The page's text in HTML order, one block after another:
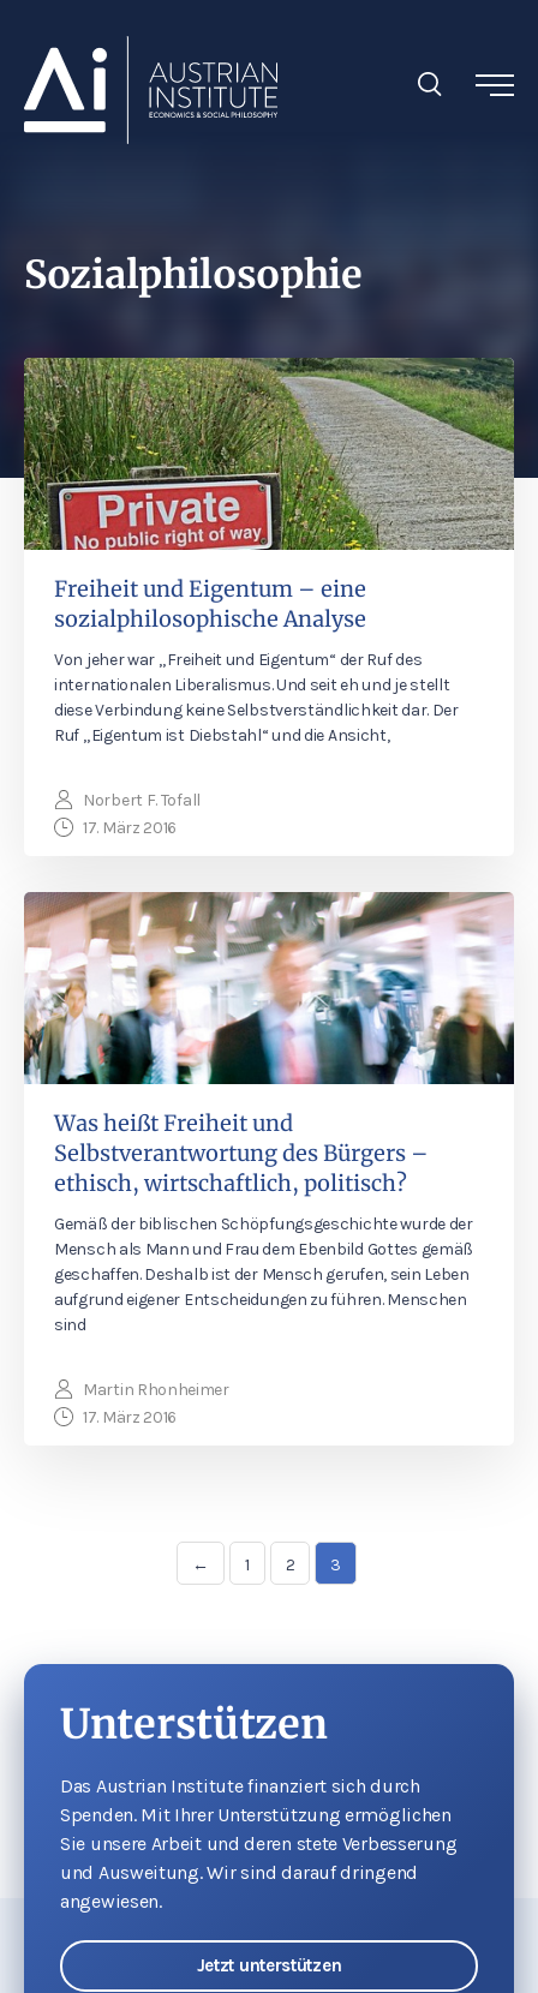
Sozialphilosophie
Freiheit und Eigentum – eine
sozialphilosophische Analyse
Von jeher war „Freiheit und Eigentum“ der Ruf des
internationalen Liberalismus. Und seit eh und je stellt
diese Verbindung keine Selbstverständlichkeit dar. Der
Ruf „Eigentum ist Dieb­stahl“ und die Ansicht,
Norbert F. Tofall
17. März 2016
Was heißt Freiheit und
Selbstverantwortung des Bürgers –
ethisch, wirtschaftlich, politisch?
Gemäß der biblischen Schöpfungsgeschichte wurde der
Mensch als Mann und Frau dem Ebenbild Gottes gemäß
geschaffen. Deshalb ist der Mensch gerufen, sein Leben
aufgrund eigener Entscheidungen zu führen. Menschen
sind
Martin Rhonheimer
17. März 2016
← 1 2 3
Unterstützen
Das Austrian Institute finanziert sich durch
Spenden. Mit Ihrer Unterstützung ermöglichen
Sie unsere Arbeit und deren stete Verbesserung
und Ausweitung. Wir sind darauf dringend
angewiesen.
Jetzt unterstützen